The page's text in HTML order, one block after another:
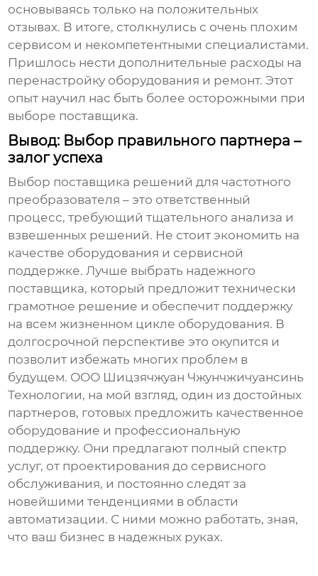
основываясь только на положительных
отзывах. В итоге, столкнулись с очень плохим
сервисом и некомпетентными специалистами.
Пришлось нести дополнительные расходы на
перенастройку оборудования и ремонт. Этот
опыт научил нас быть более осторожными при
выборе поставщика.
Вывод: Выбор правильного партнера –
залог успеха
Выбор поставщика решений для частотного
преобразователя – это ответственный
процесс, требующий тщательного анализа и
взвешенных решений. Не стоит экономить на
качестве оборудования и сервисной
поддержке. Лучше выбрать надежного
поставщика, который предложит технически
грамотное решение и обеспечит поддержку
на всем жизненном цикле оборудования. В
долгосрочной перспективе это окупится и
позволит избежать многих проблем в
будущем. ООО Шицзячжуан Чжунчжичуансинь
Технологии, на мой взгляд, один из достойных
партнеров, готовых предложить качественное
оборудование и профессиональную
поддержку. Они предлагают полный спектр
услуг, от проектирования до сервисного
обслуживания, и постоянно следят за
новейшими тенденциями в области
автоматизации. С ними можно работать, зная,
что ваш бизнес в надежных руках.